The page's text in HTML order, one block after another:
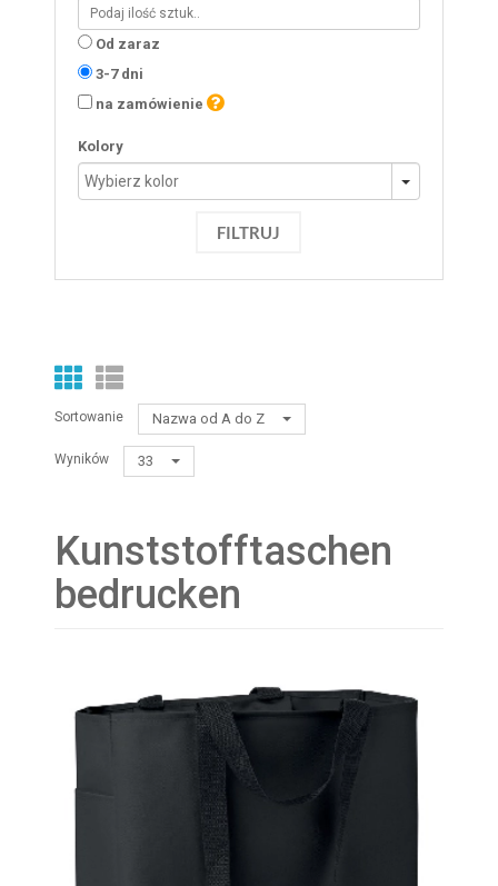
Od zaraz
3-7 dni
na zamówienie
Kolory
FILTRUJ
Sortowanie Nazwa od A do Z
Wyników 33
Kunststofftaschen
bedrucken